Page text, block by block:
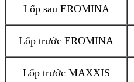
Lốp sau EROMINA
Lốp trước EROMINA
Lốp trước MAXXIS